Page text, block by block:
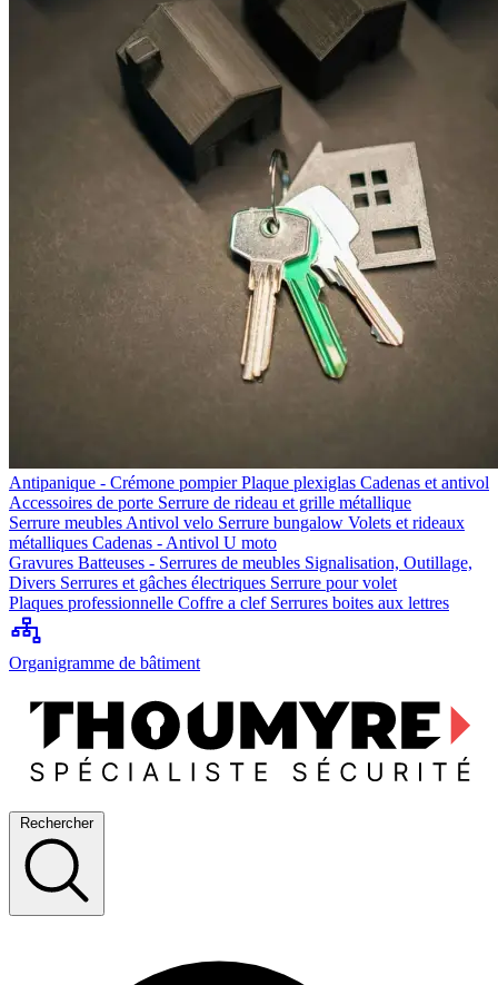
Antipanique - Crémone pompierPlaque plexiglas Cadenas et antivol
Accessoires de porte Serrure de rideau et grille métallique
Serrure meubles Antivol velo Serrure bungalow Volets et rideaux
métalliques Cadenas - Antivol U moto
Gravures Batteuses - Serrures de meubles Signalisation, Outillage,
Divers Serrures et gâches électriques Serrure pour volet
Plaques professionnelle Coffre a clef Serrures boites aux lettres
Organigramme de bâtiment
Rechercher